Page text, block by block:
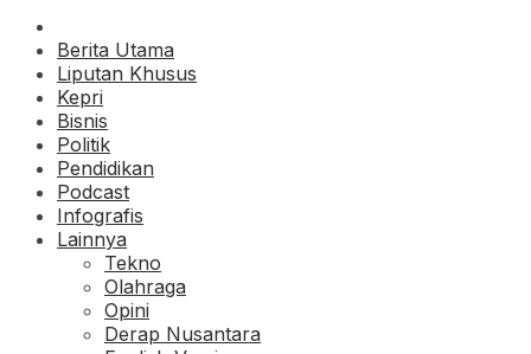
Berita Utama
Liputan Khusus
Kepri
Bisnis
Politik
Pendidikan
Podcast
Infografis
Lainnya
Tekno
Olahraga
Opini
Derap Nusantara